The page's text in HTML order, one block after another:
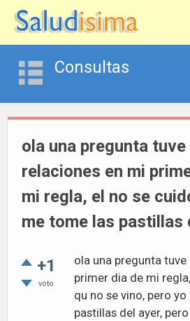
Consultas
ola una pregunta tuve
relaciones en mi
mi regla, el no se
me tome las pastillas
+1
voto
ola una pregunta
primer dia de mi
qu no se vino, pero
pastillas del ayer,